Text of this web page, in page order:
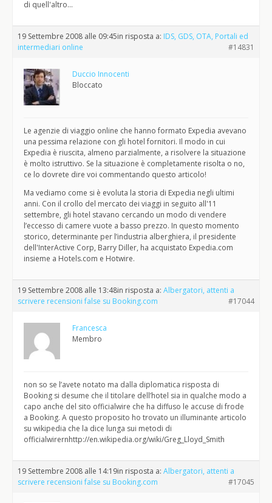
di quell'altro…
19 Settembre 2008 alle 09:45in risposta a: IDS, GDS, OTA, Portali ed
intermediari online
#14831
Duccio Innocenti
Bloccato
Le agenzie di viaggio online che hanno formato Expedia avevano
una pessima relazione con gli hotel fornitori. Il modo in cui
Expedia è riuscita, almeno parzialmente, a risolvere la situazione
è molto istruttivo. Se la situazione è completamente risolta o no,
ce lo dovrete dire voi commentando questo articolo!
Ma vediamo come si è evoluta la storia di Expedia negli ultimi
anni. Con il crollo del mercato dei viaggi in seguito all'11
settembre, gli hotel stavano cercando un modo di vendere
l’eccesso di camere vuote a basso prezzo. In questo momento
storico, determinante per l’industria alberghiera, il presidente
dell'InterActive Corp, Barry Diller, ha acquistato Expedia.com
insieme a Hotels.com e Hotwire.
19 Settembre 2008 alle 13:48in risposta a: Albergatori, attenti a
scrivere recensioni false su Booking.com
#17044
Francesca
Membro
non so se l’avete notato ma dalla diplomatica risposta di
Booking si desume che il titolare dell’hotel sia in qualche modo a
capo anche del sito officialwire che ha diffuso le accuse di frode
a Booking. A questo proposito ho trovato un illuminante articolo
su wikipedia che la dice lunga sui metodi di
officialwirernhttp://en.wikipedia.org/wiki/Greg_Lloyd_Smith
19 Settembre 2008 alle 14:19in risposta a: Albergatori, attenti a
scrivere recensioni false su Booking.com
#17045